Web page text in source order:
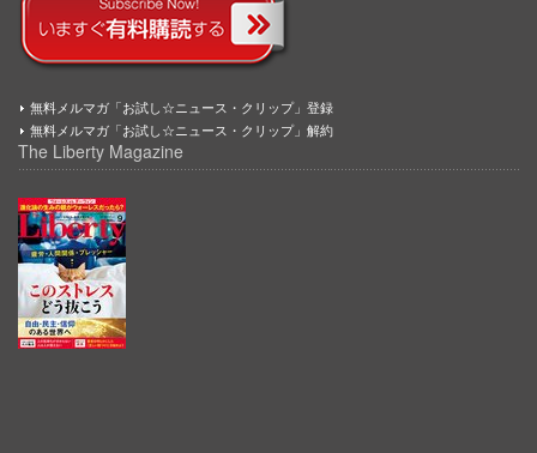
無料メルマガ「お試し☆ニュース・クリップ」登録
無料メルマガ「お試し☆ニュース・クリップ」解約
The Liberty Magazine